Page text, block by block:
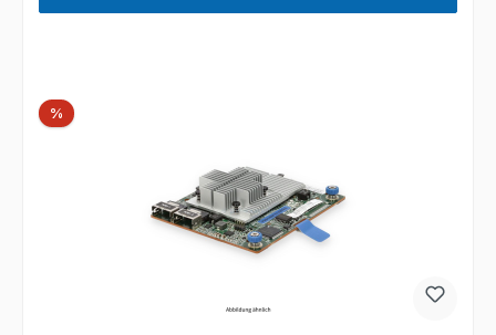
%Rabatt